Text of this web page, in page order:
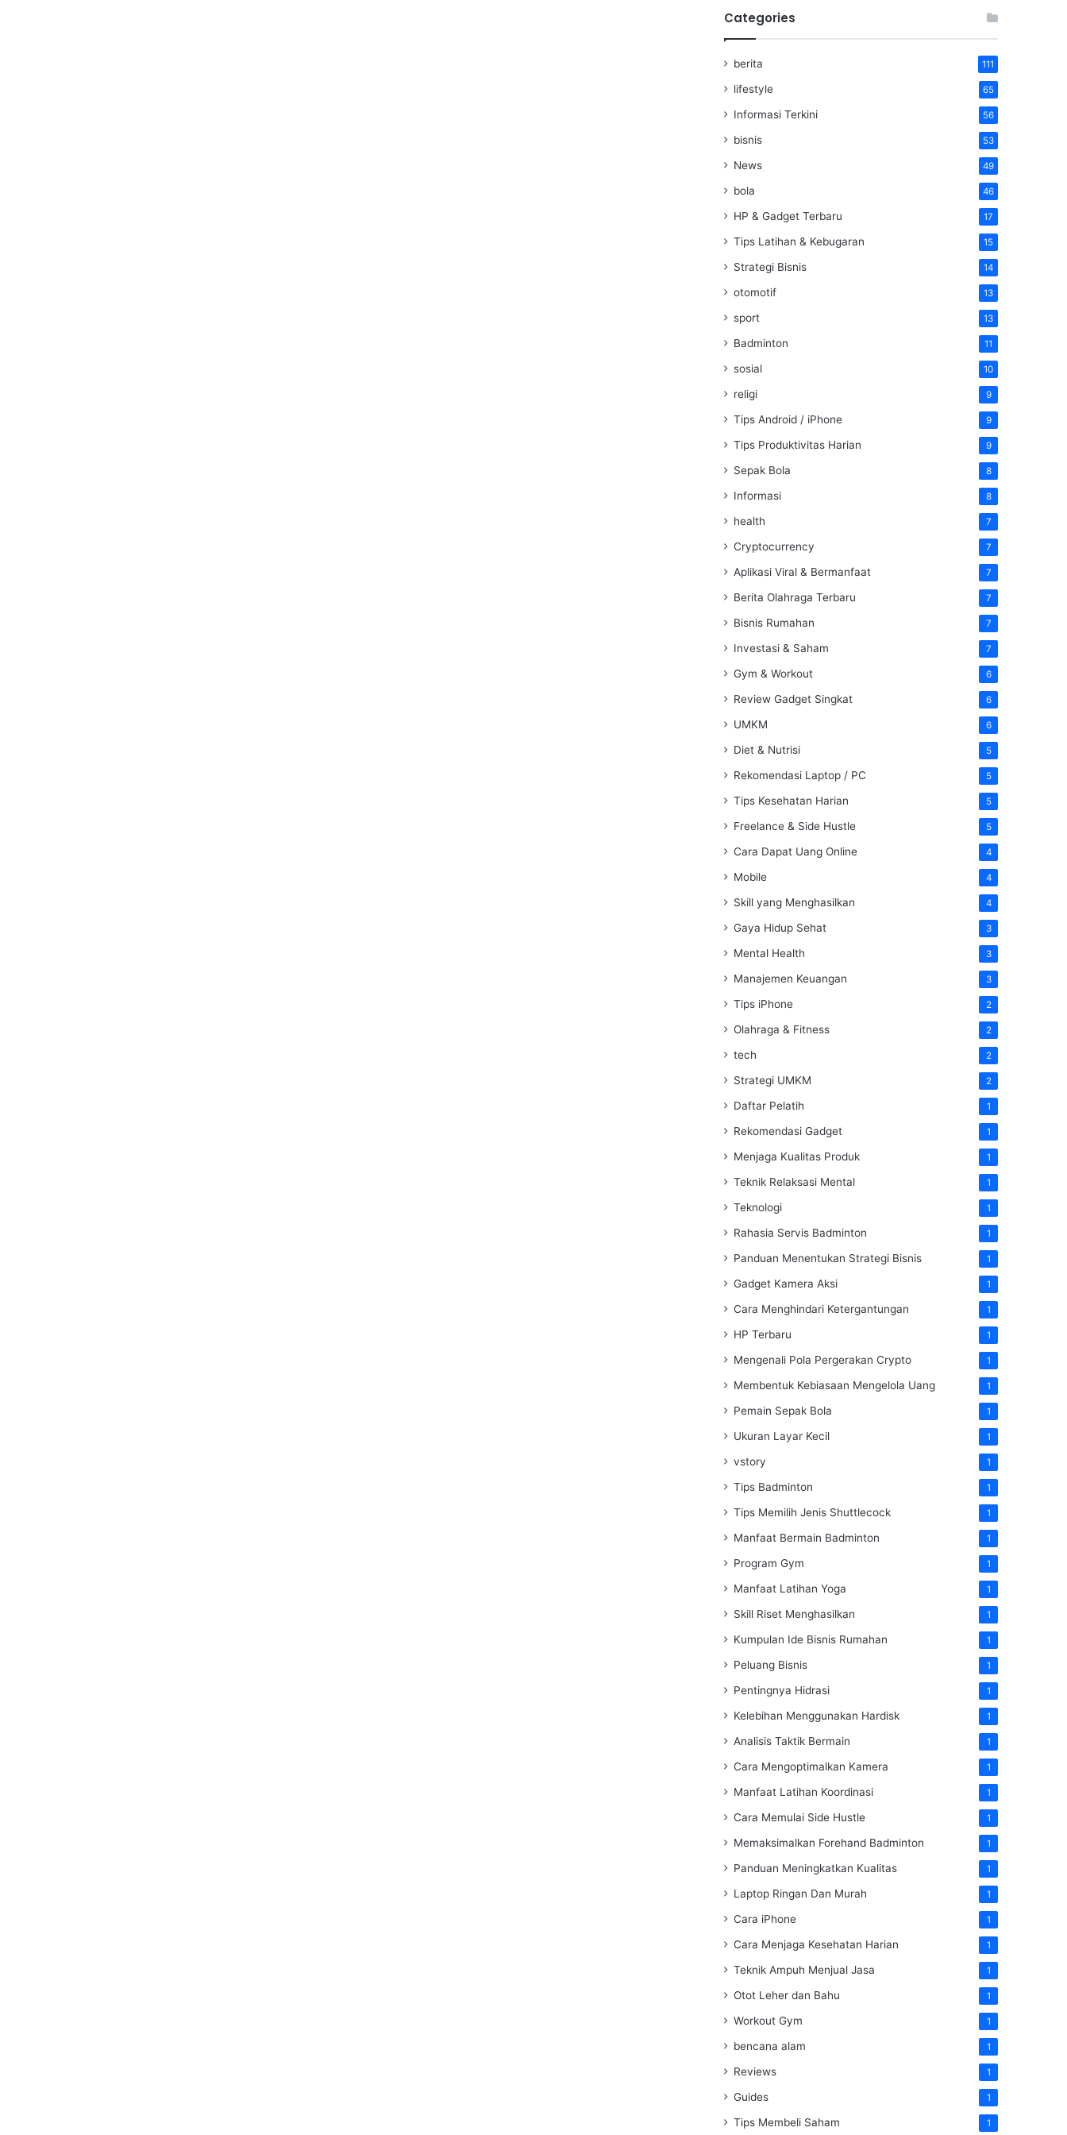
Categories
berita 111
lifestyle 65
Informasi Terkini 56
bisnis 53
News 49
bola 46
HP & Gadget Terbaru 17
Tips Latihan & Kebugaran 15
Strategi Bisnis 14
otomotif 13
sport 13
Badminton 11
sosial 10
religi 9
Tips Android / iPhone 9
Tips Produktivitas Harian 9
Sepak Bola 8
Informasi 8
health 7
Cryptocurrency 7
Aplikasi Viral & Bermanfaat 7
Berita Olahraga Terbaru 7
Bisnis Rumahan 7
Investasi & Saham 7
Gym & Workout 6
Review Gadget Singkat 6
UMKM 6
Diet & Nutrisi 5
Rekomendasi Laptop / PC 5
Tips Kesehatan Harian 5
Freelance & Side Hustle 5
Cara Dapat Uang Online 4
Mobile 4
Skill yang Menghasilkan 4
Gaya Hidup Sehat 3
Mental Health 3
Manajemen Keuangan 3
Tips iPhone 2
Olahraga & Fitness 2
tech 2
Strategi UMKM 2
Daftar Pelatih 1
Rekomendasi Gadget 1
Menjaga Kualitas Produk 1
Teknik Relaksasi Mental 1
Teknologi 1
Rahasia Servis Badminton 1
Panduan Menentukan Strategi Bisnis 1
Gadget Kamera Aksi 1
Cara Menghindari Ketergantungan 1
HP Terbaru 1
Mengenali Pola Pergerakan Crypto 1
Membentuk Kebiasaan Mengelola Uang 1
Pemain Sepak Bola 1
Ukuran Layar Kecil 1
vstory 1
Tips Badminton 1
Tips Memilih Jenis Shuttlecock 1
Manfaat Bermain Badminton 1
Program Gym 1
Manfaat Latihan Yoga 1
Skill Riset Menghasilkan 1
Kumpulan Ide Bisnis Rumahan 1
Peluang Bisnis 1
Pentingnya Hidrasi 1
Kelebihan Menggunakan Hardisk 1
Analisis Taktik Bermain 1
Cara Mengoptimalkan Kamera 1
Manfaat Latihan Koordinasi 1
Cara Memulai Side Hustle 1
Memaksimalkan Forehand Badminton 1
Panduan Meningkatkan Kualitas 1
Laptop Ringan Dan Murah 1
Cara iPhone 1
Cara Menjaga Kesehatan Harian 1
Teknik Ampuh Menjual Jasa 1
Otot Leher dan Bahu 1
Workout Gym 1
bencana alam 1
Reviews 1
Guides 1
Tips Membeli Saham 1